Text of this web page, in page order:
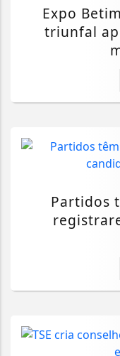
Expo
triunfal
Partidos